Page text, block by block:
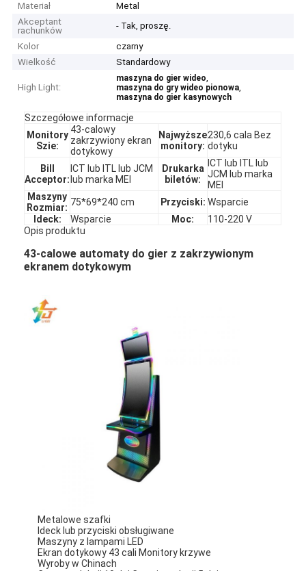
Materiał
Metal
Akceptant
rachunków
- Tak, proszę.
Kolor
czarny
Wielkość
Standardowy
High Light:
maszyna do gier wideo,
maszyna do gry wideo pionowa,
maszyna do gier kasynowych
Szczegółowe informacje
Monitory
Szie:
43-calowy
zakrzywiony ekran
dotykowy
Najwyższe
monitory:
230,6 cala Bez
dotyku
Bill
Acceptor:
ICT lub ITL lub JCM
lub marka MEI
Drukarka
biletów:
ICT lub ITL lub
JCM lub marka
MEI
Maszyny
Rozmiar: 75*69*240 cm Przyciski: Wsparcie
Ideck:
Wsparcie Moc:
110-220 V
Opis produktu
43-calowe automaty do gier z zakrzywionym
ekranem dotykowym
Metalowe szafki
Ideck lub przyciski obsługiwane
Maszyny z lampami LED
Ekran dotykowy 43 cali Monitory krzywe
Wyroby w Chinach